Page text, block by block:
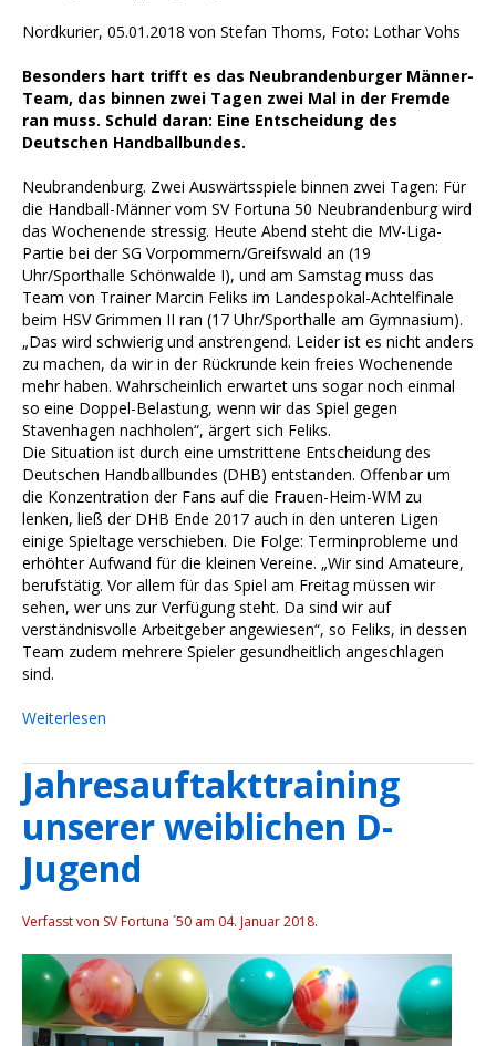
Nordkurier, 05.01.2018 von Stefan Thoms, Foto: Lothar Vohs
Besonders hart trifft es das Neubrandenburger Männer-
Team, das binnen zwei Tagen zwei Mal in der Fremde
ran muss. Schuld daran: Eine Entscheidung des
Deutschen Handballbundes.
Neubrandenburg. Zwei Auswärtsspiele binnen zwei Tagen: Für
die Handball-Männer vom SV Fortuna 50 Neubrandenburg wird
das Wochenende stressig. Heute Abend steht die MV-Liga-
Partie bei der SG Vorpommern/Greifswald an (19
Uhr/Sporthalle Schönwalde I), und am Samstag muss das
Team von Trainer Marcin Feliks im Landespokal-Achtelfinale
beim HSV Grimmen II ran (17 Uhr/Sporthalle am Gymnasium).
„Das wird schwierig und anstrengend. Leider ist es nicht anders
zu machen, da wir in der Rückrunde kein freies Wochenende
mehr haben. Wahrscheinlich erwartet uns sogar noch einmal
so eine Doppel-Belastung, wenn wir das Spiel gegen
Stavenhagen nachholen“, ärgert sich Feliks.
Die Situation ist durch eine umstrittene Entscheidung des
Deutschen Handballbundes (DHB) entstanden. Offenbar um
die Konzentration der Fans auf die Frauen-Heim-WM zu
lenken, ließ der DHB Ende 2017 auch in den unteren Ligen
einige Spieltage verschieben. Die Folge: Terminprobleme und
erhöhter Aufwand für die kleinen Vereine. „Wir sind Amateure,
berufstätig. Vor allem für das Spiel am Freitag müssen wir
sehen, wer uns zur Verfügung steht. Da sind wir auf
verständnisvolle Arbeitgeber angewiesen“, so Feliks, in dessen
Team zudem mehrere Spieler gesundheitlich angeschlagen
sind.
Weiterlesen
Jahresauftakttraining
unserer weiblichen D-
Jugend
Verfasst von SV Fortuna ´50 am 04. Januar 2018.